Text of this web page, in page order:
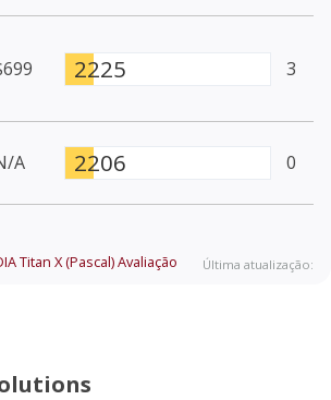
2225 3
A 2206 0
Titan X (Pascal)Avaliação Última atualização: